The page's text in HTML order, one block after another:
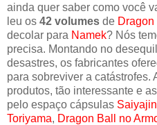
ainda quer saber como você
leu os 42 volumes de Dragon
decolar para Namek? Nós
precisa. Montando no
desastres, os fabricantes
para sobreviver a catástrofes.
produtos, tão interessante e
pelo espaço cápsulas Saiyajin
Toriyama, Dragon Ball no